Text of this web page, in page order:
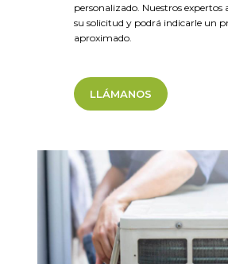
personalizado. Nuestros expertos
su solicitud y podrá indicarle un
aproximado.
LLÁMANOS